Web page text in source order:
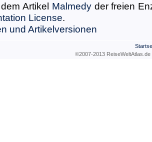
Artikel Malmedyder freien
License.
und Artikelversionen
©2007-2013